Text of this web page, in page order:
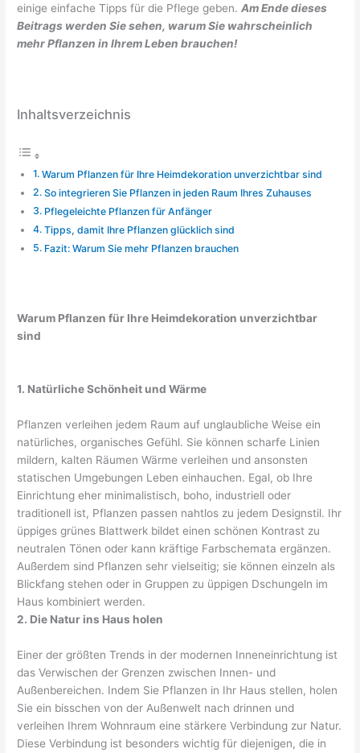
einige einfache Tipps für die Pflege geben.Am Ende dieses
Beitrags werden Sie sehen, warum Sie wahrscheinlich
mehr Pflanzen in Ihrem Leben brauchen!
Inhaltsverzeichnis
Warum Pflanzen für Ihre Heimdekoration unverzichtbar sind
So integrieren Sie Pflanzen in jeden Raum Ihres Zuhauses
Pflegeleichte Pflanzen für Anfänger
Tipps, damit Ihre Pflanzen glücklich sind
Fazit: Warum Sie mehr Pflanzen brauchen
Warum Pflanzen für Ihre Heimdekoration unverzichtbar
sind
1. Natürliche Schönheit und Wärme
Pflanzen verleihen jedem Raum auf unglaubliche Weise ein
natürliches, organisches Gefühl. Sie können scharfe Linien
mildern, kalten Räumen Wärme verleihen und ansonsten
statischen Umgebungen Leben einhauchen. Egal, ob Ihre
Einrichtung eher minimalistisch, boho, industriell oder
traditionell ist, Pflanzen passen nahtlos zu jedem Designstil. Ihr
üppiges grünes Blattwerk bildet einen schönen Kontrast zu
neutralen Tönen oder kann kräftige Farbschemata ergänzen.
Außerdem sind Pflanzen sehr vielseitig; sie können einzeln als
Blickfang stehen oder in Gruppen zu üppigen Dschungeln im
Haus kombiniert werden.
2. Die Natur ins Haus holen
Einer der größten Trends in der modernen Inneneinrichtung ist
das Verwischen der Grenzen zwischen Innen- und
Außenbereichen. Indem Sie Pflanzen in Ihr Haus stellen, holen
Sie ein bisschen von der Außenwelt nach drinnen und
verleihen Ihrem Wohnraum eine stärkere Verbindung zur Natur.
Diese Verbindung ist besonders wichtig für diejenigen, die in